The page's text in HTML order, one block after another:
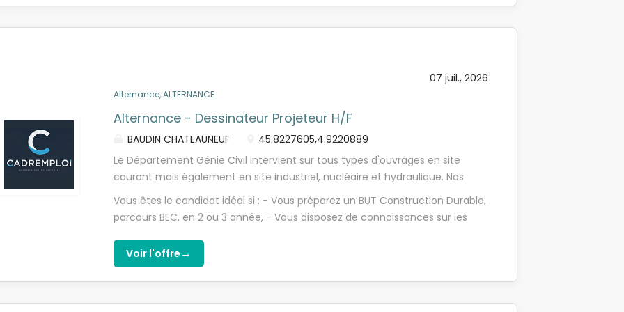
07 juil., 2026
Alternance, ALTERNANCE
Alternance - Dessinateur Projeteur H/F
BAUDIN CHATEAUNEUF
45.8227605,4.9220889
Le Département Génie Civil intervient sur tous types d'ouvrages en site
courant mais également en site industriel, nucléaire et hydraulique. Nos
principaux travaux consistent à : - La construction d'ouvrages en béton
armé et en bé-ton précontraint ; - Le renforcement d'ouvrages existants
par ajout deprécontrainte additionnelle, de complexes carbonesou
d'armatures passives. Nous recrutons un Alternant - Dessinateur Projeteur
pour la rentrée 2026. Poste basé à Neyron (01). Vous êtes étudiant dans le
Vous êtes le candidat idéal si : - Vous préparez un BUT Construction Durable,
parcours BEC, en 2 ou 3 année, - Vous disposez de connaissances sur les
réactif, vous appréciez le travail bien fait, - Vous savez faire preuve
d'initiative et proposer des idées, - L'envie de vous investir dans vos missions
vous caractérise. Des bonnes raisons de nous rejoindre ? - Un Groupe tourné
vers l'avenir, qui cultive son ouverture d'esprit et incite ses collaborateurs à
Voir l'offre →